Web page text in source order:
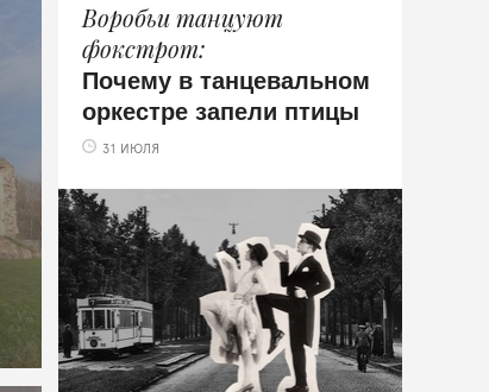
Воробьи танцуют
фокстрот
Почему в танцевальном
оркестре запели птицы
31 ИЮЛЯ